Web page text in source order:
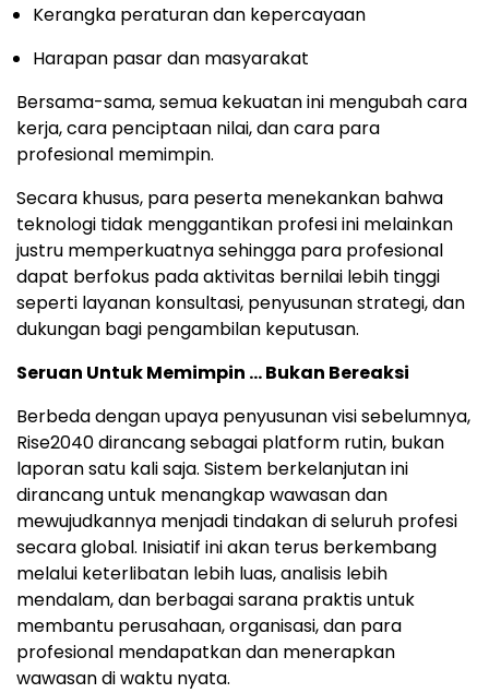
Kerangka peraturan dan kepercayaan
Harapan pasar dan masyarakat
Bersama-sama, semua kekuatan ini mengubah cara
kerja, cara penciptaan nilai, dan cara para
profesional memimpin.
Secara khusus, para peserta menekankan bahwa
teknologi tidak menggantikan profesi ini melainkan
justru memperkuatnya sehingga para profesional
dapat berfokus pada aktivitas bernilai lebih tinggi
seperti layanan konsultasi, penyusunan strategi, dan
dukungan bagi pengambilan keputusan.
Seruan Untuk Memimpin … Bukan Bereaksi
Berbeda dengan upaya penyusunan visi sebelumnya,
Rise2040 dirancang sebagai platform rutin, bukan
laporan satu kali saja. Sistem berkelanjutan ini
dirancang untuk menangkap wawasan dan
mewujudkannya menjadi tindakan di seluruh profesi
secara global. Inisiatif ini akan terus berkembang
melalui keterlibatan lebih luas, analisis lebih
mendalam, dan berbagai sarana praktis untuk
membantu perusahaan, organisasi, dan para
profesional mendapatkan dan menerapkan
wawasan di waktu nyata.